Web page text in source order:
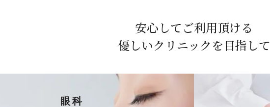
安心してご利用頂ける
優しいクリニックを目指して
眼科